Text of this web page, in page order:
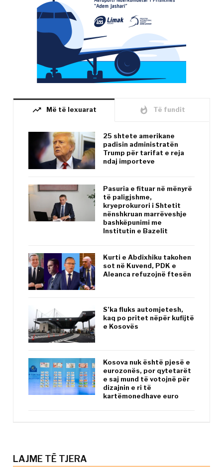
trending_up Më të lexuarat whatshot Të fundit
25 shtete amerikane
padisin administratën
Trump për tarifat e reja
ndaj importeve
Pasuria e fituar në mënyrë
të paligjshme,
kryeprokurori i Shtetit
nënshkruan marrëveshje
bashkëpunimi me
Institutin e Bazelit
Kurti e Abdixhiku takohen
sot në Kuvend, PDK e
Aleanca refuzojnë ftesën
S’ka fluks automjetesh,
kaq po pritet nëpër kufijtë
e Kosovës
Kosova nuk është pjesë e
eurozonës, por qytetarët
e saj mund të votojnë për
dizajnin e ri të
kartëmonedhave euro
LAJME TË TJERA